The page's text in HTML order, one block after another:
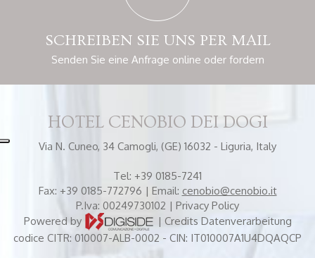
SCHREIBEN SIE UNS PER MAIL
Senden Sie eine Anfrage online oder fordern
HOTEL CENOBIO DEI DOGI
Via N. Cuneo, 34 Camogli, (GE) 16032 - Liguria, Italy
Tel: +39 0185-7241
Fax: +39 0185-772796 | Email: cenobio@cenobio.it
P.Iva: 00249730102 | Privacy Policy
Powered by
| Credits Datenverarbeitung
codice CITR: 010007-ALB-0002 - CIN: IT010007A1U4DQAQCP